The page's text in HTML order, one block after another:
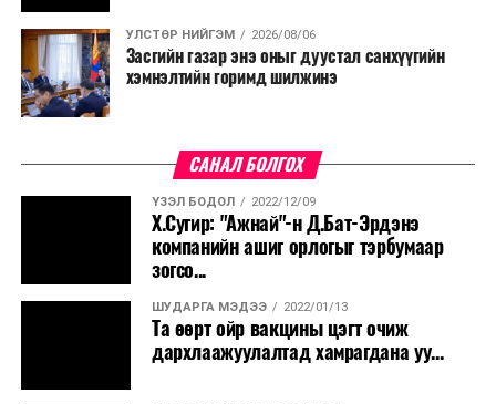
УЛСТӨР НИЙГЭМ 2026/08/06
Засгийн газар энэ оныг дуустал санхүүгийн
хэмнэлтийн горимд шилжинэ
САНАЛ БОЛГОХ
ҮЗЭЛ БОДОЛ 2022/12/09
Х.Сугир: "Ажнай"-н Д.Бат-Эрдэнэ
компанийн ашиг орлогыг тэрбумаар
зогсо...
ШУДАРГА МЭДЭЭ 2022/01/13
Та өөрт ойр вакцины цэгт очиж
дархлаажуулалтад хамрагдана уу...